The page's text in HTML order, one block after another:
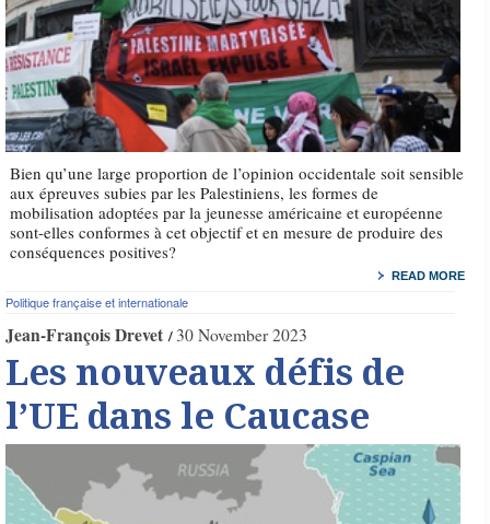
Bien qu’une large proportion de l’opinion occidentale soit sensible
aux épreuves subies par les Palestiniens, les formes de
mobilisation adoptées par la jeunesse américaine et européenne
sont-elles conformes à cet objectif et en mesure de produire des
conséquences positives?
READ MORE
Politique française et internationale
Jean-François Drevet 30 November 2023
Les nouveaux défis de
l’UE dans le Caucase